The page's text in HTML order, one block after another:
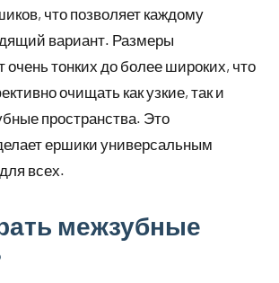
что позволяет каждому
вариант. Размеры
очень тонких до более широких, что
очищать как узкие, так и
пространства. Это
ершики универсальным
всех.
межзубные